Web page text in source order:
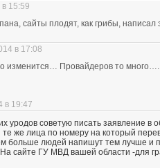
15:59
сайты плодят, как грибы,
в 17:08
изменится… Провайдеров то много….
в 19:47
уродов советую писать заявление
те же лица по номеру на который
больше людей напишут тем лучше и
сайте ГУ МВД вашей области -для